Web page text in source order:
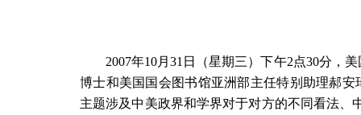
2007年10月31 日（星期三）下午2点30分，美
博士和美国国会图书馆亚洲部主任特别助理郝安
主题涉及中美政界和学界对于对方的不同看法